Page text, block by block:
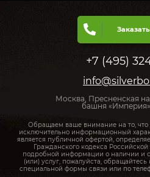
+7 (495)
Москва, Пресненская
башня
Обращаем ваше внимание на то, что
исключительно информационный
является публичной офертой,
Гражданского кодекса
подробной информации о наличии и
(или) услуг, пожалуйста,
специальной формы связи или по